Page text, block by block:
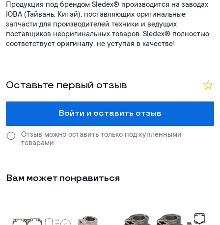
Продукция под брендом Sledex® производится на заводах
ЮВА (Тайвань, Китай), поставляющих оригинальные
запчасти для производителей техники и ведущих
поставщиков неоригинальных товаров. Sledex® полностью
соответствует оригиналу, не уступая в качестве!
Оставьте первый отзыв
Войти и оставить отзыв
Отзыв можно оставить только под купленными
товарами
Вам может понравиться